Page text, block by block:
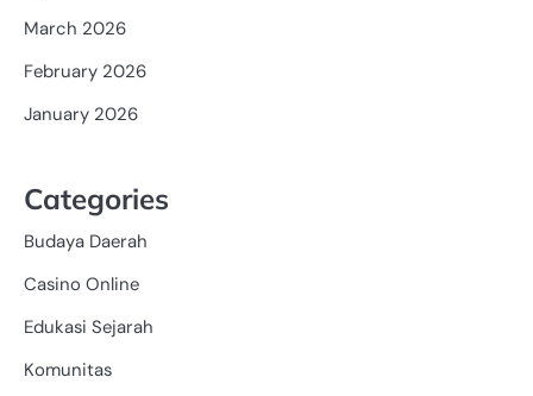
March 2026
February 2026
January 2026
Categories
Budaya Daerah
Casino Online
Edukasi Sejarah
Komunitas